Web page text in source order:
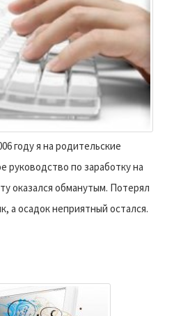
году я на родительские
руководство по заработку на
оказался обманутым. Потерял
а осадок неприятный остался.